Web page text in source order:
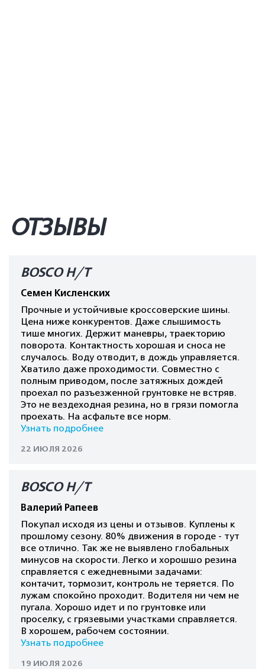
ОТЗЫВЫ
BOSCO H/T
Семен Кисленских
Прочные и устойчивые кроссоверские шины.
Цена ниже конкурентов. Даже слышимость
тише многих. Держит маневры, траекторию
поворота. Контактность хорошая и сноса не
случалось. Воду отводит, в дождь управляется.
Хватило даже проходимости. Совместно с
полным приводом, после затяжных дождей
проехал по разъезженной грунтовке не встряв.
Это не вездеходная резина, но в грязи помогла
проехать. На асфальте все норм.
Узнать подробнее
22 ИЮЛЯ 2026
BOSCO H/T
Валерий Рапеев
Покупал исходя из цены и отзывов. Куплены к
прошлому сезону. 80% движения в городе - тут
все отлично. Так же не выявлено глобальных
минусов на скорости. Легко и хорошшо резина
справляется с ежедневными задачами:
контачит, тормозит, контроль не теряется. По
лужам спокойно проходит. Водителя ни чем не
пугала. Хорошо идет и по грунтовке или
проселку, с грязевыми участками справляется.
В хорошем, рабочем состоянии.
Узнать подробнее
19 ИЮЛЯ 2026